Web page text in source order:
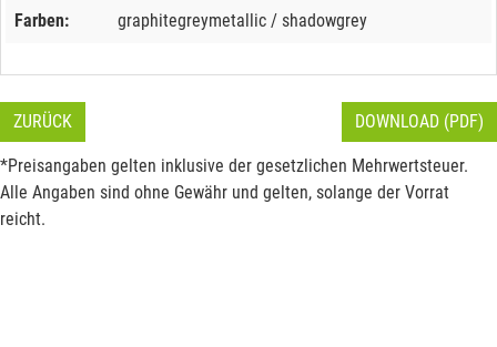
Farben: graphitegreymetallic / shadowgrey
ZURÜCK DOWNLOAD (PDF)
*Preisangaben gelten inklusive der gesetzlichen Mehrwertsteuer.
Alle Angaben sind ohne Gewähr und gelten, solange der Vorrat
reicht.